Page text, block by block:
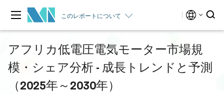
このレポートについて
アフリカ低電圧電気モーター市場規
模・シェア分析 - 成長トレンドと予測
（2025年～2030年）